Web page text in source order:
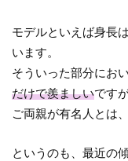
モデルといえば身長
います。
そういった部分にお
だけで羨ましいです
ご両親が有名人とは
というのも、最近の